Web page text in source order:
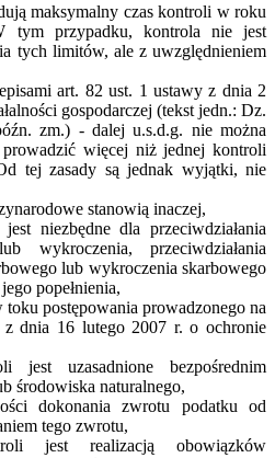
maksymalny czas kontroli w roku
tym przypadku, kontrola nie jest
tych limitów, ale z uwzględnieniem
art. 82 ust. 1 ustawy z dnia 2
gospodarczej (tekst jedn.: Dz.
zm.) - dalej u.s.d.g. nie można
więcej niż jednej kontroli
tej zasady są jednak wyjątki, nie
stanowią inaczej,
niezbędne dla przeciwdziałania
wykroczenia, przeciwdziałania
lub wykroczenia skarbowego
popełnienia,
postępowania prowadzonego na
z dnia 16 lutego 2007 r. o ochronie
jest uzasadnione bezpośrednim
środowiska naturalnego,
dokonania zwrotu podatku od
tego zwrotu,
jest realizacją obowiązków